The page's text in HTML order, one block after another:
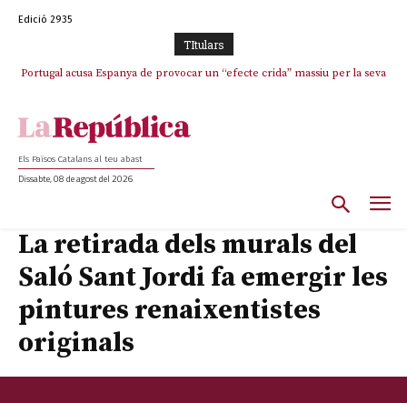
Edició 2935
TItulars
Portugal acusa Espanya de provocar un “efecte crida” massiu per la seva
Els Països Catalans al teu abast
Dissabte, 08 de agost del 2026
La retirada dels murals del
Saló Sant Jordi fa emergir les
pintures renaixentistes
originals